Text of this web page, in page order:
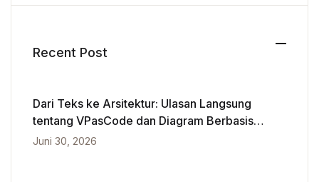
Recent Post
Dari Teks ke Arsitektur: Ulasan Langsung
tentang VPasCode dan Diagram Berbasis
Kecerdasan Buatan
Juni 30, 2026